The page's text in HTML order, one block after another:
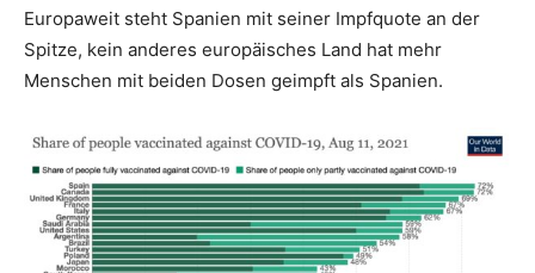
Europaweit steht Spanien mit seiner Impfquote an der
Spitze, kein anderes europäisches Land hat mehr
Menschen mit beiden Dosen geimpft als Spanien.